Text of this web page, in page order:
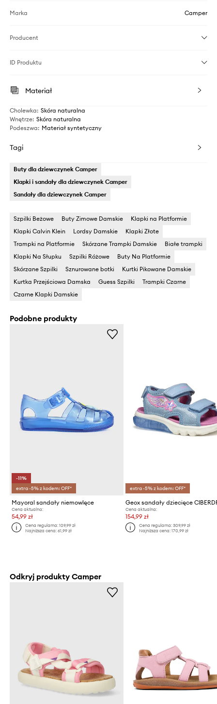
Marka Camper
Producent
ID Produktu
Materiał
Cholewka: Skóra naturalna
Wnętrze: Skóra naturalna
Podeszwa: Materiał syntetyczny
Tagi
Buty dla dziewczynek Camper
Klapki i sandały dla dziewczynek Camper
Sandały dla dziewczynek Camper
Szpilki Beżowe Buty Zimowe Damskie
Klapki na Platformie
Klapki Calvin Klein
Lordsy Damskie
Klapki Złote
Trampki na Platformie
Skórzane Trampki Damskie
Białe trampki
Klapki Na Słupku
Szpilki Różowe
Buty Na Platformie
Skórzane Szpilki
Sznurowane botki
Kurtki Pikowane Damskie
Kurtka Przejściowa Damska
Guess Szpilki
Trampki Czarne
Czarne Klapki Damskie
Podobne produkty
-11%
extra -5% z kodem: OFF*
Mayoral sandały niemowlęce
Cena aktualna:
54,99 zł
Cena regularna:109,99 zł
Najniższa cena:61,99 zł
extra -5% z kodem: OFF*
Geox sandały dziecięce
Cena aktualna:
154,99 zł
Cena regularna: 309,99 zł
Najniższa cena: 170,99 zł
Odkryj produkty Camper